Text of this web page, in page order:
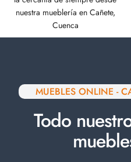
nuestra mueblería en Cañete,
Cuenca
MUEBLES ONLINE -
Todo